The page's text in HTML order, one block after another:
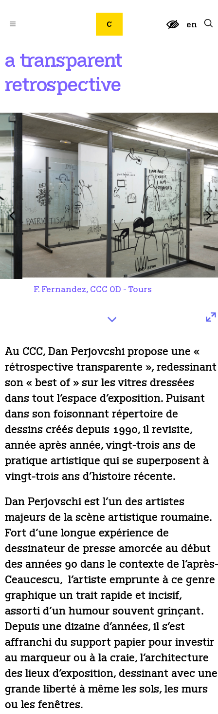
en
a transparent
retrospective
F. Fernandez, CCC OD - Tours
Au CCC, Dan Perjovcshi propose une «
rétrospective transparente », redessinant
son « best of » sur les vitres dressées
dans tout l’espace d’exposition. Puisant
dans son foisonnant répertoire de
dessins créés depuis 1990, il revisite,
année après année, vingt-trois ans de
pratique artistique qui se superposent à
vingt-trois ans d’histoire récente.
Dan Perjovschi est l’un des artistes
majeurs de la scène artistique roumaine.
Fort d’une longue expérience de
dessinateur de presse amorcée au début
des années 90 dans le contexte de l’après-
Ceaucescu, l’artiste emprunte à ce genre
graphique un trait rapide et incisif,
assorti d’un humour souvent grinçant.
Depuis une dizaine d’années, il s’est
affranchi du support papier pour investir
au marqueur ou à la craie, l’architecture
des lieux d’exposition, dessinant avec une
grande liberté à même les sols, les murs
ou les fenêtres.